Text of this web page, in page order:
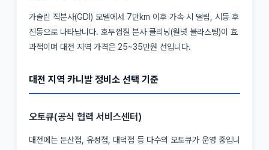
가솔린 직분사(GDI) 모델에서 7만km 이후 가속 시 떨림, 시동 후
진동으로 나타납니다. 호두껍질 분사 클리닝(월넛 블라스팅)이 효
과적이며 대전 지역 가격은 25~35만원 선입니다.
대전 지역 카니발 정비소 선택 기준
오토큐(공식 협력 서비스센터)
대전에는 둔산점, 유성점, 대덕점 등 다수의 오토큐가 운영 중입니